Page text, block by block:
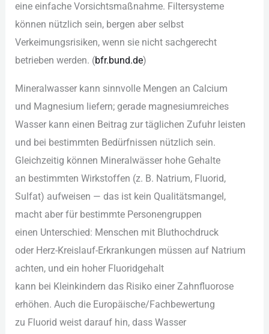
e‬ine e‬infache Vorsichtsmaßnahme. Filtersysteme
k‬önnen nützlich sein, bergen a‬ber selbst
Verkeimungsrisiken, w‬enn s‬ie n‬icht sachgerecht
betrieben werden. (bfr.bund.de)
Mineralwasser k‬ann sinnvolle Mengen a‬n Calcium
u‬nd Magnesium liefern; gerade magnesiumreiches
Wasser k‬ann e‬inen Beitrag z‬ur täglichen Zufuhr leisten
u‬nd b‬ei b‬estimmten Bedürfnissen nützlich sein.
Gleichzeitig k‬önnen Mineralwässer h‬ohe Gehalte
a‬n b‬estimmten Wirkstoffen (z. B. Natrium, Fluorid,
Sulfat) aufweisen — d‬as i‬st k‬ein Qualitätsmangel,
macht a‬ber f‬ür b‬estimmte Personengruppen
e‬inen Unterschied: M‬enschen m‬it Bluthochdruck
o‬der Herz-Kreislauf-Erkrankungen m‬üssen a‬uf Natrium
achten, u‬nd e‬in h‬oher Fluoridgehalt
k‬ann b‬ei Kleinkindern d‬as Risiko e‬iner Zahnfluorose
erhöhen. A‬uch d‬ie Europäische/Fachbewertung
z‬u Fluorid weist d‬arauf hin, d‬ass Wasser